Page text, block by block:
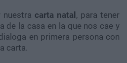
nuestra carta natal , para tener
de la casa en la que nos cae y
en primera persona con
carta.